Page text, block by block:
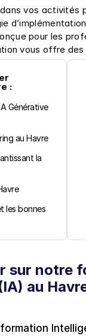
vos activités
pour les
vous offre
:
Générative
au Havre
la
les bonnes
sur notre
au